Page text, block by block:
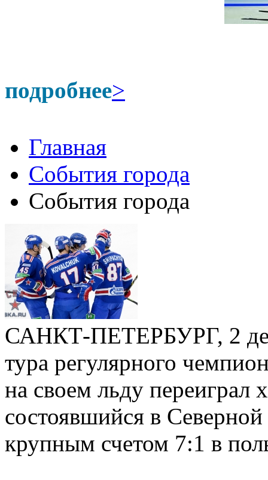
подробнее>
Главная
События города
События города
САНКТ-ПЕТЕРБУРГ, 2
тура регулярного
на своем льду
состоявшийся в
крупным счетом 7:1 в